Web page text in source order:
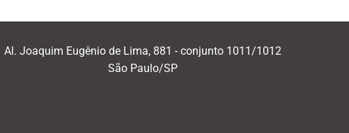
Al. Joaquim Eugênio de Lima, 881 - conjunto 1011/1012
São Paulo/SP